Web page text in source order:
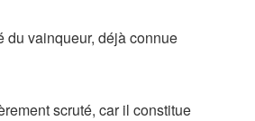
du vainqueur, déjà connue
scruté, car il constitue